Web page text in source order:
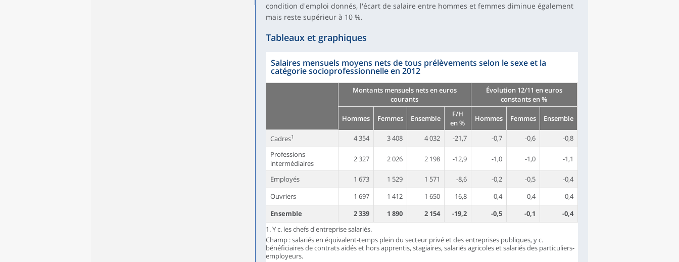
condition d'emploi donnés, l'écart de salaire entre hommes et femmes diminue également
mais reste supérieur à 10 %.
Tableaux et graphiques
Salaires mensuels moyens nets de tous prélèvements selon le sexe et la
catégorie socioprofessionnelle en 2012
Montants mensuels nets en euros
courants
Évolution 12/11 en euros
constants en %
Hommes Femmes Ensemble
F/H
en %
Hommes Femmes Ensemble
Cadres1 4 354 3 408 4 032 -21,7 -0,7 -0,6
-0,8
Professions
intermédiaires
2 327 2 026 2 198 -12,9 -1,0 -1,0 -1,1
Employés 1 673 1 529 1 571 -8,6 -0,2 -0,5
-0,4
Ouvriers
1 697 1 412 1 650 -16,8 -0,4 0,4
-0,4
Ensemble
2 339 1 890 2 154 -19,2 -0,5 -0,1
-0,4
1. Y c. les chefs d'entreprise salariés.
Champ : salariés en équivalent-temps plein du secteur privé et des entreprises publiques, y c.
bénéficiaires de contrats aidés et hors apprentis, stagiaires, salariés agricoles et salariés des particuliers-
employeurs.